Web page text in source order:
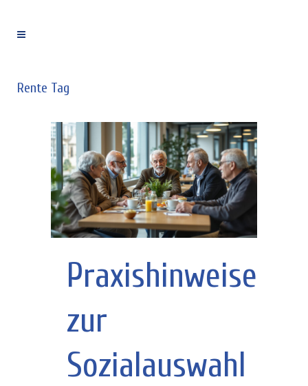
Rente Tag
Praxishinweise
zur
Sozialauswahl